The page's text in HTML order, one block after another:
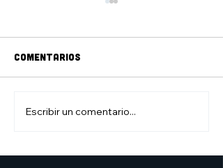
jAM DE DIBUJO
Comentarios
Escribir un comentario...